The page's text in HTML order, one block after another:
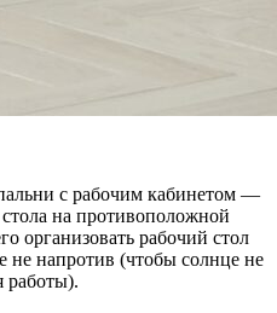
с рабочим кабинетом —
на противоположной
организовать рабочий стол
не напротив (чтобы солнце не
работы).